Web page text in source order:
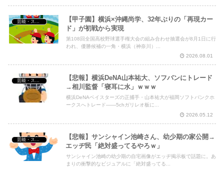
【甲子園】横浜×沖縄尚学、32年ぶりの「再現カー
ド」が初戦から実現
第108回全国高校野球選手権大会の組み合わせ抽選会が8月1日に行
われ、優勝候補の一角・横浜（神奈川）...
2026.08.01
【悲報】横浜DeNA山本祐大、ソフバンにトレード
→相川監督「寝耳に水」ｗｗｗ
横浜DeNAベイスターズの正捕手・山本祐大が福岡ソフトバンクホ
ークスへトレード――5chガリレオ板に...
2026.05.12
【悲報】サンシャイン池崎さん、幼少期の家公開→
エッヂ民「絶対盛ってるやろｗ」
サンシャイン池崎の幼少期の自宅画像がエッヂ掲示板で話題に。あ
まりの衝撃的なビジュアルに「絶対盛ってる...